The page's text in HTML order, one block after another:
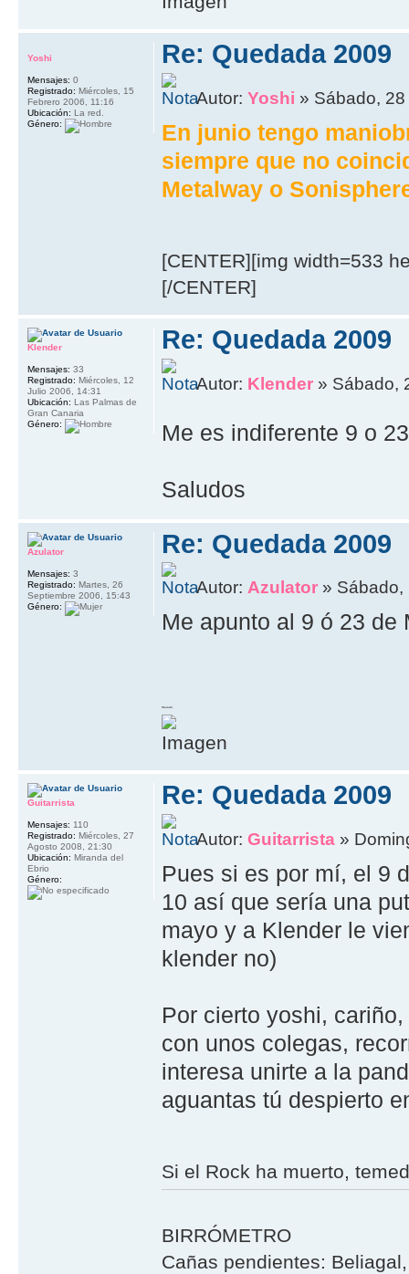
Re: Quedada 2009
Autor:Yoshi » Sábado,
En junio tengo
siempre que no
Metalway o
[CENTER][img width=533
[/CENTER]
Yoshi
Mensajes: 0
Registrado: Miércoles, 15
Febrero 2006, 11:16
Ubicación: La red.
Género:
Re: Quedada 2009
Autor: Klender » Sábado,
Me es indiferente 9 o
Saludos
Klender
Mensajes: 33
Registrado: Miércoles, 12
Julio 2006, 14:31
Ubicación: Las Palmas de
Gran Canaria
Género:
Re: Quedada 2009
Autor:Azulator » Sábado,
Me apunto al 9 ó 23 de
Maruchi
Azulator
Mensajes: 3
Registrado: Martes, 26
Septiembre 2006, 15:43
Género:
Re: Quedada 2009
Autor:Guitarrista »
Pues si es por mí, el 9
10 así que sería una
mayo y a Klender le
klender no)
Por cierto yoshi,
con unos colegas,
interesa unirte a la
aguantas tú despierto
Si el Rock ha muerto,
BIRRÓMETRO
Cañas pendientes:
Guitarrista
Mensajes: 110
Registrado: Miércoles, 27
Agosto 2008, 21:30
Ubicación: Miranda del
Ebrio
Género: